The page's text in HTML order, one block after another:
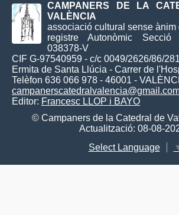
CAMPANERS DE LA
VALÈNCIA
associació cultural sense ànim
registre Autonòmic Secció
038378-V
CIF G-97540959 - c/c 0049/2626/86/
Ermita de Santa Llúcia - Carrer de
Telèfon 636 066 978 - 46001 -
Editor: Francesc LLOP i BAYO
© Campaners de la Catedral de
Actualització: 08-08-
Select Language